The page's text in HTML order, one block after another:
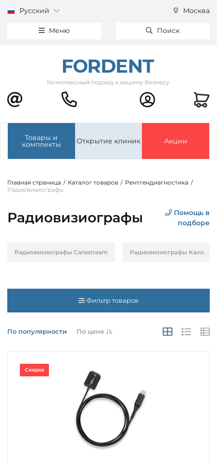
Русский Москва
Меню Поиск
Комплексный подход к вашему бизнесу
Товары и
комплекты Открытие клиник Акции
Главная страница / Каталог товаров / Рентгендиагностика /
Радиовизиографы
Радиовизиографы
Помощь в
подборе
Радиовизиографы Carestream Радиовизиографы Kavo
Фильтр товаров
По популярности По цене
Скидка